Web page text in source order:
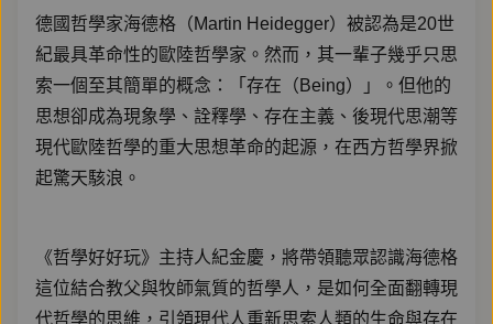
德國哲學家海德格（Martin Heidegger）被認為是20世
紀最具革命性的歐陸哲學家。然而，其一輩子幾乎只思
索一個至其簡單的概念：「存在（Being）」。但他的
思想卻成為現象學、詮釋學、存在主義、後現代思潮等
現代歐陸哲學的重大思想革命的起源，在西方哲學界掀
起驚天駭浪。
《哲學好好玩》主持人紀金慶，將帶領聽眾認識海德格
這位結合教父與牧師氣質的哲學人，是如何全面翻轉現
代哲學的思維，引領現代人重新思索人類的生命與存在